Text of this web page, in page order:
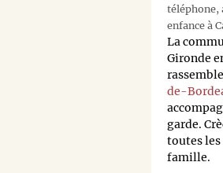
téléphone,
enfance à
La
Gironde
de-
garde.
toutes
famille.